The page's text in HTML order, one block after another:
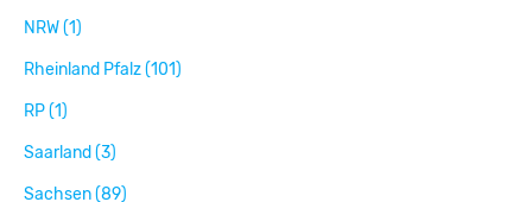
NRW (1)
Rheinland Pfalz (101)
RP (1)
Saarland (3)
Sachsen (89)